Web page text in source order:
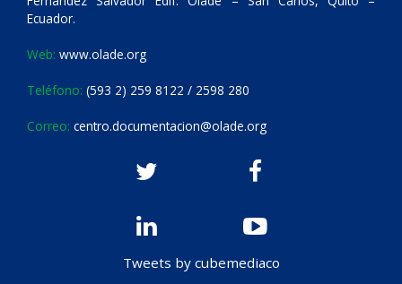
Ecuador.
Web: www.olade.org
Teléfono: (593 2) 259 8122 / 2598 280
Correo: centro.documentacion@olade.org
Tweets by cubemediaco